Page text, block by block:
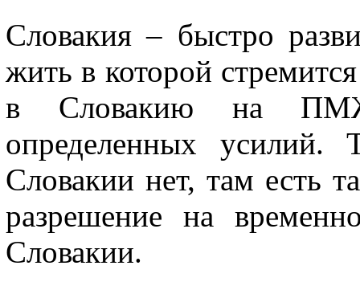
Словакия – быстро
жить в которой
в Словакию на ПМЖ,
определенных
Словакии нет, там есть
разрешение на
Словакии.